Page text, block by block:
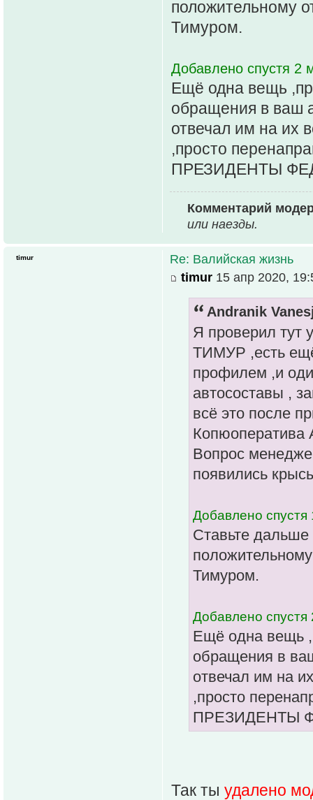
положительному
Тимуром.
Добавлено спустя 2
Ещё одна вещь
обращения в ваш
отвечал им на их
,просто
ПРЕЗИДЕНТЫ
Комментарий
или наезды.
Re: Валийская жизнь
timur 15 апр 2020,
Andranik
Я проверил тут
ТИМУР ,есть
профилем ,и
автосоставы ,
всё это после
Вопрос
появились
Добавлено спустя
Ставьте
Тимуром.
Добавлено
Ещё одна вещь
обращения в
отвечал им на
,просто
ПРЕЗИДЕНТЫ
Так ты удалено
timur